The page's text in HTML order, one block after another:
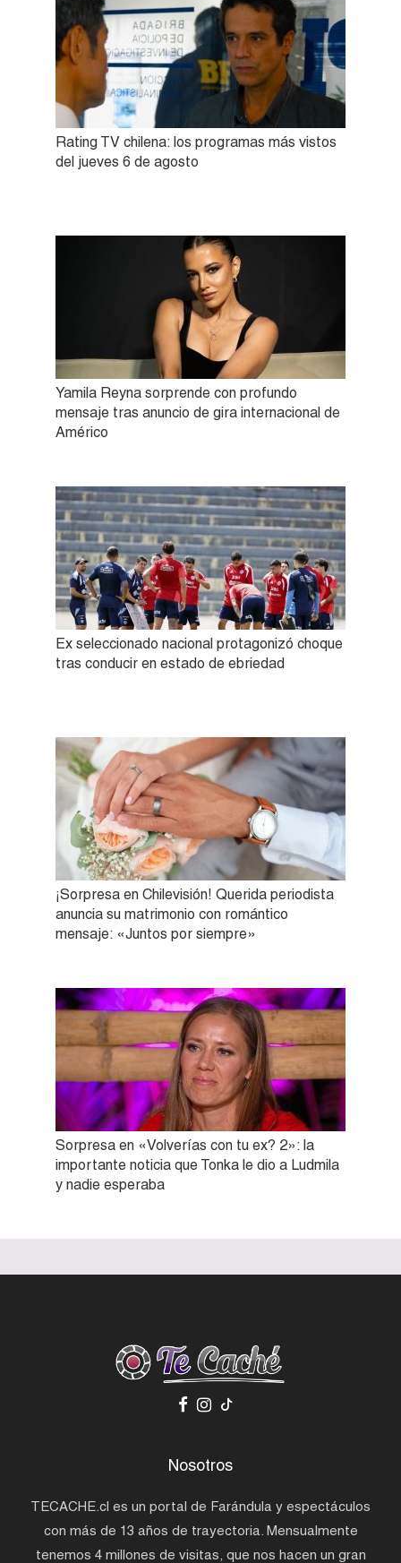
Rating TV chilena: los programas más vistos
del jueves 6 de agosto
Yamila Reyna sorprende con profundo
mensaje tras anuncio de gira internacional de
Américo
Ex seleccionado nacional protagonizó choque
tras conducir en estado de ebriedad
¡Sorpresa en Chilevisión! Querida periodista
anuncia su matrimonio con romántico
mensaje: «Juntos por siempre»
Sorpresa en «Volverías con tu ex? 2»: la
importante noticia que Tonka le dio a Ludmila
y nadie esperaba
Nosotros
TECACHE.cl es un portal de Farándula y espectáculos
con más de 13 años de trayectoria. Mensualmente
tenemos 4 millones de visitas, que nos hacen un gran